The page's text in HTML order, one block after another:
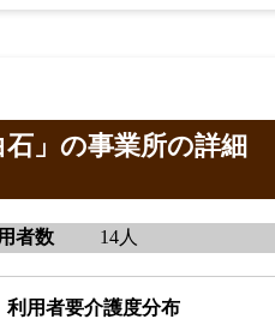
石」の事業所の詳細
者数 14人
利用者要介護度分布